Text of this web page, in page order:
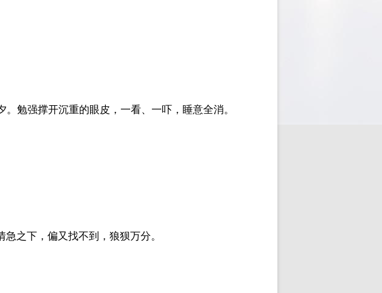
勉强撑开沉重的眼皮，一看、一吓，睡意全消。
之下，偏又找不到，狼狈万分。